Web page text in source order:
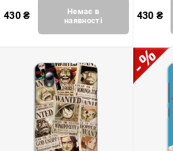
430₴
Немає в
наявності
430 ₴